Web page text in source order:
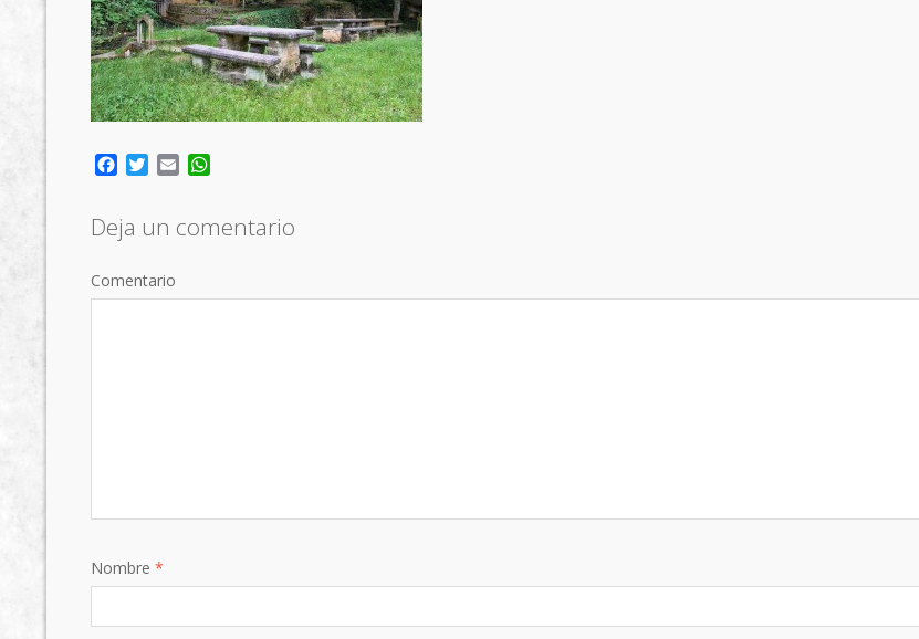
Facebook
Twitter
Email
Deja un comentario
Comentario
Nombre *